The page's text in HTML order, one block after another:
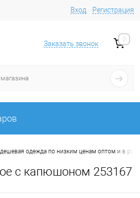
Вход Регистрация
Заказать звонок
0
одежда по низким ценам оптом и в
с капюшоном 253167